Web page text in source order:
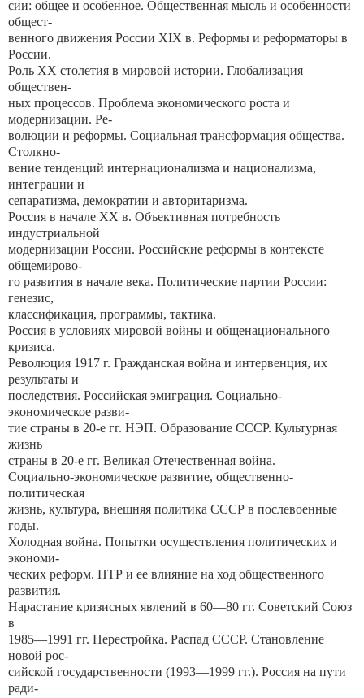
сии: общее и особенное. Общественная мысль и особенности
общест-
венного движения России XIX в. Реформы и реформаторы в
России.
Роль XX столетия в мировой истории. Глобализация
обществен-
ных процессов. Проблема экономического роста и
модернизации. Ре-
волюции и реформы. Социальная трансформация общества.
Столкно-
вение тенденций интернационализма и национализма,
интеграции и
сепаратизма, демократии и авторитаризма.
Россия в начале XX в. Объективная потребность
индустриальной
модернизации России. Российские реформы в контексте
общемирово-
го развития в начале века. Политические партии России:
генезис,
классификация, программы, тактика.
Россия в условиях мировой войны и общенационального
кризиса.
Революция 1917 г. Гражданская война и интервенция, их
результаты и
последствия. Российская эмиграция. Социально-
экономическое разви-
тие страны в 20-е гг. НЭП. Образование СССР. Культурная
жизнь
страны в 20-е гг. Великая Отечественная война.
Социально-экономическое развитие, общественно-
политическая
жизнь, культура, внешняя политика СССР в послевоенные
годы.
Холодная война. Попытки осуществления политических и
экономи-
ческих реформ. НТР и ее влияние на ход общественного
развития.
Нарастание кризисных явлений в 60—80 гг. Советский Союз
в
1985—1991 гг. Перестройка. Распад СССР. Становление
новой рос-
сийской государственности (1993—1999 гг.). Россия на пути
ради-